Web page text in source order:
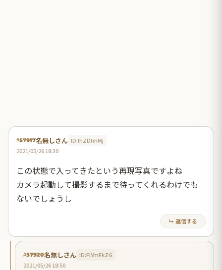
#57917名無しさん ID:lhZDhhMj
2021/05/26 18:30
この状態で入ってきたという再現写真ですよね
カメラ起動して撮影するまで待ってくれるわけでも
ないでしょうし
↳ 返信する
#57920名無しさん ID:FlYmFkZG
2021/05/26 18:50